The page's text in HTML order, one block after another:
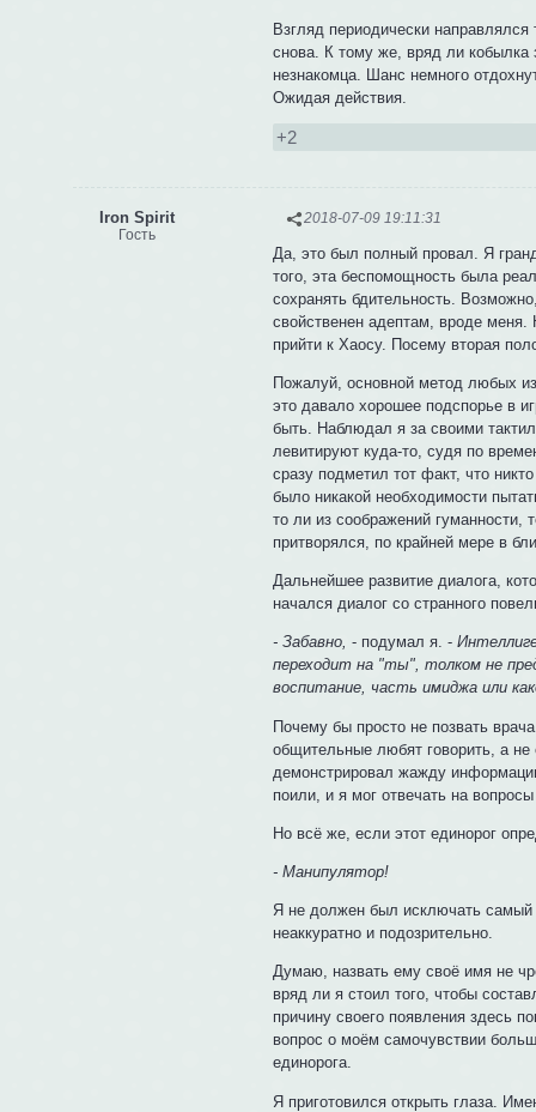
Взгляд периодически
снова. К тому же, вряд ли кобылка
незнакомца. Шанс немного
Ожидая действия.
+2
2018-07-09 19:11:31
Iron Spirit
Гость
Да, это был полный провал. Я
того, эта беспомощность была
сохранять бдительность.
свойственен адептам, вроде меня.
прийти к Хаосу. Посему вторая
Пожалуй, основной метод любых
это давало хорошее подспорье в
быть. Наблюдал я за своими
левитируют куда-то, судя по
сразу подметил тот факт, что
было никакой необходимости
то ли из соображений
притворялся, по крайней мере в
Дальнейшее развитие диалога,
начался диалог со странного
- Забавно, - подумал я. -
переходит на "ты", толком не
воспитание, часть имиджа или
Почему бы просто не позвать
общительные любят говорить, а не
демонстрировал жажду
поили, и я мог отвечать на
Но всё же, если этот единорог
- Манипулятор!
Я не должен был исключать самый
неаккуратно и подозрительно.
Думаю, назвать ему своё имя не
вряд ли я стоил того, чтобы
причину своего появления здесь
вопрос о моём самочувствии
единорога.
Я приготовился открыть глаза.